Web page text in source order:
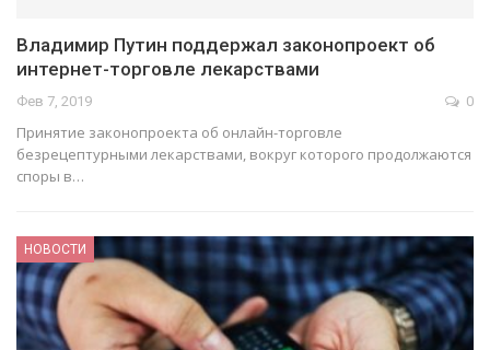
Владимир Путин поддержал законопроект об
интернет-торговле лекарствами
Фев 7, 2019 0
Принятие законопроекта об онлайн-торговле
безрецептурными лекарствами, вокруг которого продолжаются
споры в…
НОВОСТИ